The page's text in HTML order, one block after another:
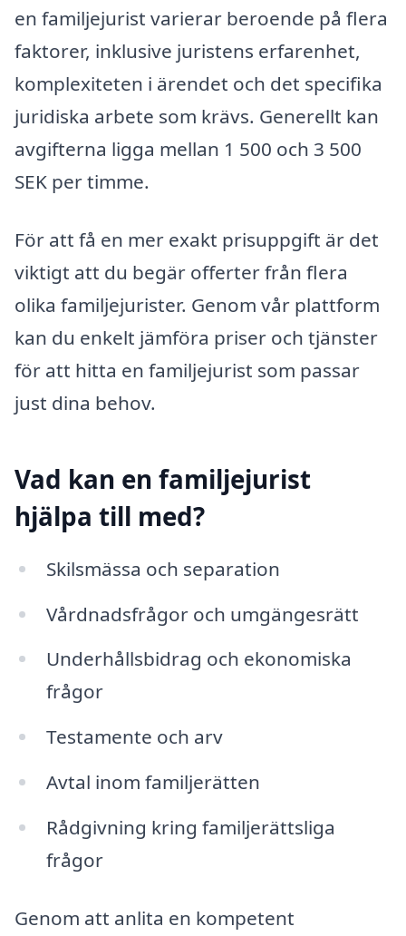
en familjejurist varierar beroende på flera
faktorer, inklusive juristens erfarenhet,
komplexiteten i ärendet och det specifika
juridiska arbete som krävs. Generellt kan
avgifterna ligga mellan 1 500 och 3 500
SEK per timme.
För att få en mer exakt prisuppgift är det
viktigt att du begär offerter från flera
olika familjejurister. Genom vår plattform
kan du enkelt jämföra priser och tjänster
för att hitta en familjejurist som passar
just dina behov.
Vad kan en familjejurist
hjälpa till med?
Skilsmässa och separation
Vårdnadsfrågor och umgängesrätt
Underhållsbidrag och ekonomiska
frågor
Testamente och arv
Avtal inom familjerätten
Rådgivning kring familjerättsliga
frågor
Genom att anlita en kompetent